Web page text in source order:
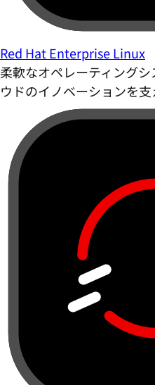
Red Hat Enterprise Linux
柔軟なオペレーティング
ウドのイノベーションを支